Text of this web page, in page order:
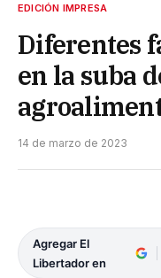
EDICIÓN IMPRESA
Diferentes
en la suba
14 de marzo de 2023
Agregar El
Libertador en